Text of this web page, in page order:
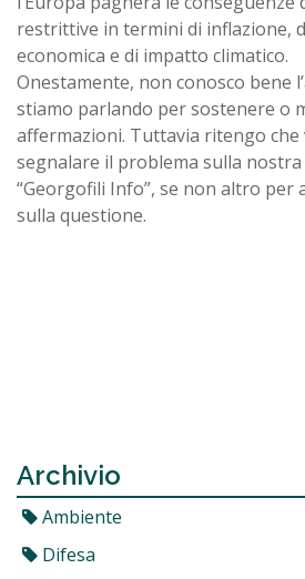
restrittive in termini di inflazione,
economica e di impatto climatico.
Onestamente, non conosco bene
stiamo parlando per sostenere o
affermazioni. Tuttavia ritengo che
segnalare il problema sulla
“Georgofili Info”, se non altro per
sulla questione.
Archivio
Ambiente
Difesa